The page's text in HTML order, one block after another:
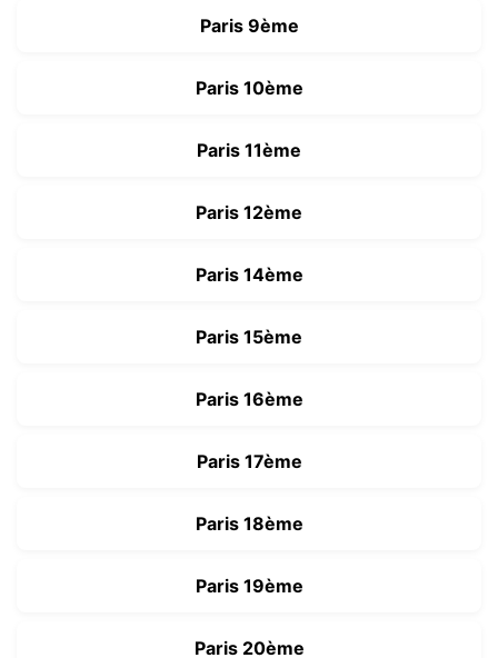
Paris 9ème
Paris 10ème
Paris 11ème
Paris 12ème
Paris 14ème
Paris 15ème
Paris 16ème
Paris 17ème
Paris 18ème
Paris 19ème
Paris 20ème